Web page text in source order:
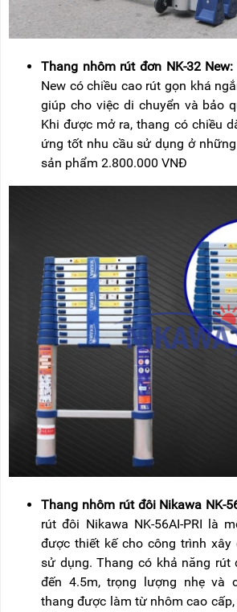
Thang nhôm rút đơn NK-32 New:
New có chiều cao rút gọn khá
giúp cho việc di chuyển và bảo
Khi được mở ra, thang có chiều
ứng tốt nhu cầu sử dụng ở
sản phẩm 2.800.000 VNĐ
Thang nhôm rút đôi Nikawa NK-
rút đôi Nikawa NK-56AI-PRI là
được thiết kế cho công trình
sử dụng. Thang có khả năng rút
đến 4.5m, trọng lượng nhẹ và
thang được làm từ nhôm cao